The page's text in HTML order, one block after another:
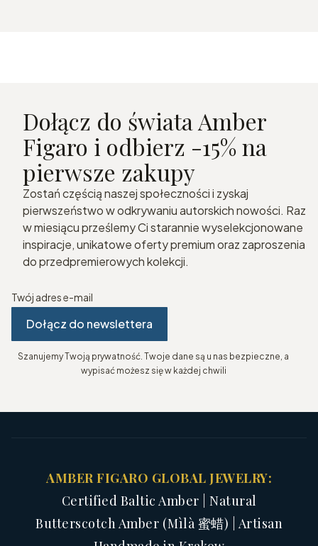
Dołącz do świata Amber
Figaro i odbierz -15% na
pierwsze zakupy
Zostań częścią naszej społeczności i zyskaj
pierwszeństwo w odkrywaniu autorskich nowości. Raz
w miesiącu prześlemy Ci starannie wyselekcjonowane
inspiracje, unikatowe oferty premium oraz zaproszenia
do przedpremierowych kolekcji.
Twój adres e-mail
Dołącz do newslettera
Szanujemy Twoją prywatność. Twoje dane są u nas bezpieczne, a
wypisać możesz się w każdej chwili
AMBER FIGARO GLOBAL JEWELRY:
Certified Baltic Amber | Natural
Butterscotch Amber (Mìlà 蜜蜡) | Artisan